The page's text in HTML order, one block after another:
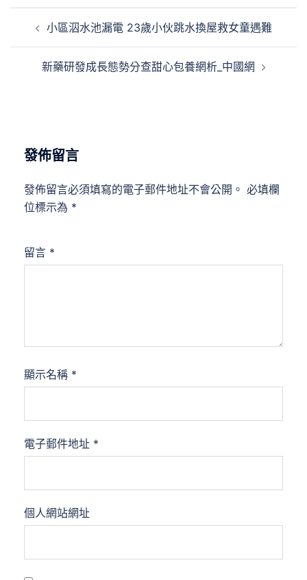
小區泅水池漏電 23歲小伙跳水換屋救女童遇難
新藥研發成長態勢分查甜心包養網析_中國網
發佈留言
發佈留言必須填寫的電子郵件地址不會公開。 必填欄
位標示為 *
留言 *
顯示名稱 *
電子郵件地址 *
個人網站網址